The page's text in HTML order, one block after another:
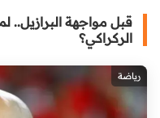
قبل مواجهة البرازيل..
الركراكي؟
رياضة